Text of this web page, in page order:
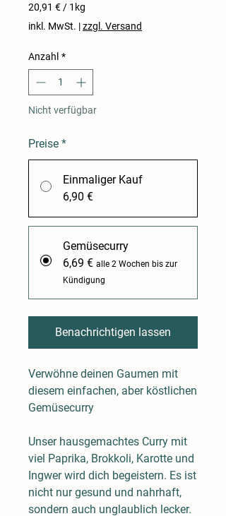
20,91 € / 1kg
20,91 €
Kilogramm
inkl. MwSt. |zzgl. Versand
Anzahl *
Nicht verfügbar
Preise *
Einmaliger Kauf
6,90 €
Gemüsecurry
6,69 € alle 2 Wochen bis zur
Kündigung
Benachrichtigen lassen
Verwöhne deinen Gaumen mit
diesem einfachen, aber köstlichen
Gemüsecurry
Unser hausgemachtes Curry mit
viel Paprika, Brokkoli, Karotte und
Ingwer wird dich begeistern. Es ist
nicht nur gesund und nahrhaft,
sondern auch unglaublich lecker.